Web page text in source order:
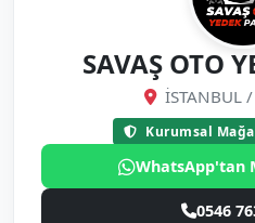
SAVAŞ OTO
İSTANBUL
Kurumsal
WhatsApp'tan
0546